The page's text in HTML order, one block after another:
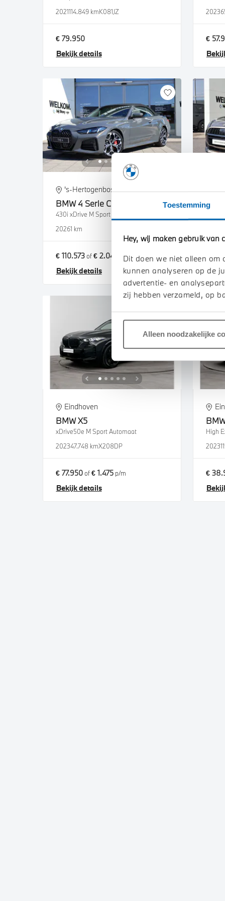
Toestemming
Hey, wij maken gebruik van
Dit doen we niet alleen om
kunnen analyseren op de
advertentie- en
zij hebben verzameld, op
Alleen noodzakelijke
2021114.849 kmK081JZ
€ 79.950
Bekijk details
2023
€
's-Hertogenbosch
BMW 4 Serie Cabrio
430i xDrive M Sport Automaat
20261 km
€ 110.573of€ 2.043 p/m
Bekijk details
's-
MINI
€
Eindhoven
BMW X5
xDrive50e M Sport Automaat
202347.748 kmX208DP
€ 77.950of€ 1.475p/m
Bekijk details
High
2023
€